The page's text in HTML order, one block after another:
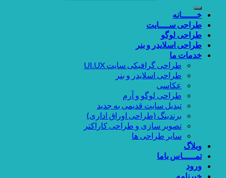
خــــــانه
طراحی ســــایت
طراحی لوگو
طراحی اسلایدر و بنر
خدمات ما
طراحی گرافیکی سایت UI.UX
طراحی اسلایدر و بنر
عکاسی
طراحی لوگو و آرم
تبدیل سایت قدیمی به جدید
برندینگ (طراحی اوراق اداری)
تصویر سازی و طراحی کاراکتر
سایر طراحی ها
وبلاگ
تمـــــاس باما
ورود
خبرنامه